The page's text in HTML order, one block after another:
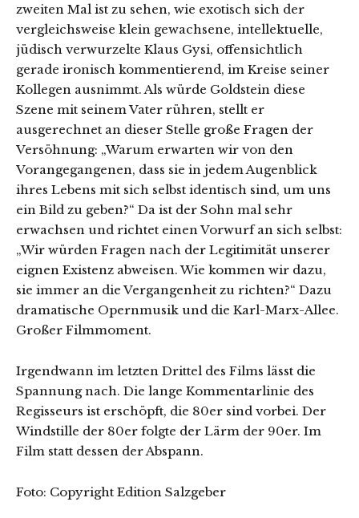
zweiten Mal ist zu sehen, wie exotisch sich der
vergleichsweise klein gewachsene, intellektuelle,
jüdisch verwurzelte Klaus Gysi, offensichtlich
gerade ironisch kommentierend, im Kreise seiner
Kollegen ausnimmt. Als würde Goldstein diese
Szene mit seinem Vater rühren, stellt er
ausgerechnet an dieser Stelle große Fragen der
Versöhnung: „Warum erwarten wir von den
Vorangegangenen, dass sie in jedem Augenblick
ihres Lebens mit sich selbst identisch sind, um uns
ein Bild zu geben?“ Da ist der Sohn mal sehr
erwachsen und richtet einen Vorwurf an sich selbst:
„Wir würden Fragen nach der Legitimität unserer
eignen Existenz abweisen. Wie kommen wir dazu,
sie immer an die Vergangenheit zu richten?“ Dazu
dramatische Opernmusik und die Karl-Marx-Allee.
Großer Filmmoment.
Irgendwann im letzten Drittel des Films lässt die
Spannung nach. Die lange Kommentarlinie des
Regisseurs ist erschöpft, die 80er sind vorbei. Der
Windstille der 80er folgte der Lärm der 90er. Im
Film statt dessen der Abspann.
Foto: Copyright Edition Salzgeber